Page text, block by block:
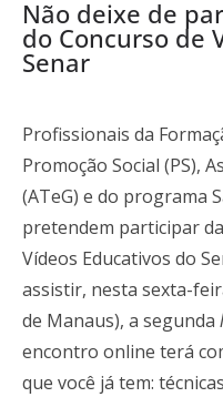
Não deixe de
do Concurso de
Senar
Profissionais da
Promoção Social (PS),
(ATeG) e do programa
pretendem participar
Vídeos Educativos do
assistir, nesta sexta-
de Manaus), a segunda
encontro online terá
que você já tem: